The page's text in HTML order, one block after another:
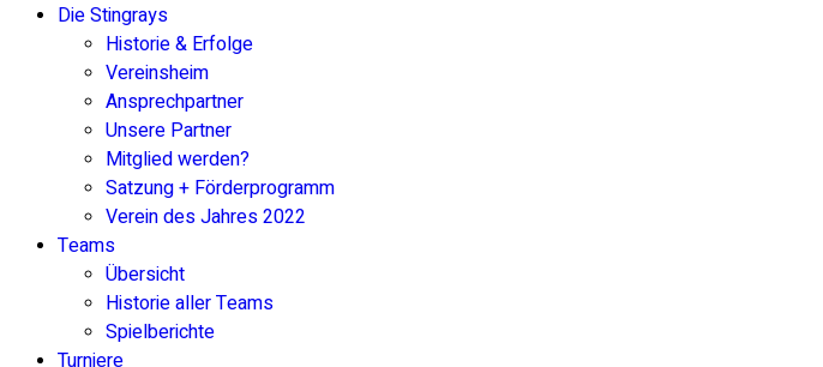
Die Stingrays
Historie & Erfolge
Vereinsheim
Ansprechpartner
Unsere Partner
Mitglied werden?
Satzung + Förderprogramm
Verein des Jahres 2022
Teams
Übersicht
Historie aller Teams
Spielberichte
Turniere